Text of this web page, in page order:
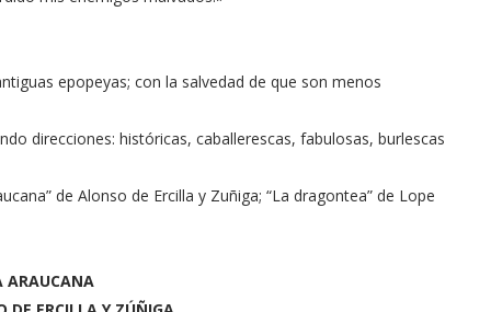
epopeyas; con la salvedad de que son menos
direcciones: históricas, caballerescas, fabulosas, burlescas
de Alonso de Ercilla y Zuñiga; “La dragontea” de Lope
ARAUCANA